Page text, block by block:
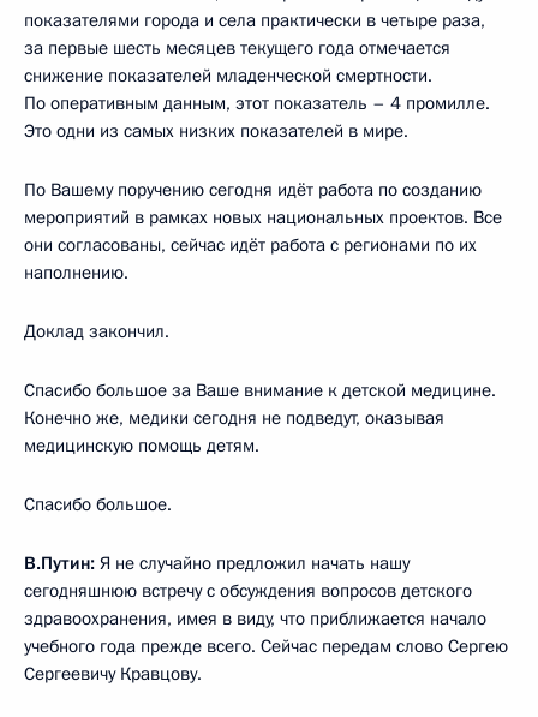
показателями города и села практически в четыре раза,
за первые шесть месяцев текущего года отмечается
снижение показателей младенческой смертности.
По оперативным данным, этот показатель – 4 промилле.
Это одни из самых низких показателей в мире.
По Вашему поручению сегодня идёт работа по созданию
мероприятий в рамках новых национальных проектов. Все
они согласованы, сейчас идёт работа с регионами по их
наполнению.
Доклад закончил.
Спасибо большое за Ваше внимание к детской медицине.
Конечно же, медики сегодня не подведут, оказывая
медицинскую помощь детям.
Спасибо большое.
В.Путин: Я не случайно предложил начать нашу
сегодняшнюю встречу с обсуждения вопросов детского
здравоохранения, имея в виду, что приближается начало
учебного года прежде всего. Сейчас передам слово Сергею
Сергеевичу Кравцову.